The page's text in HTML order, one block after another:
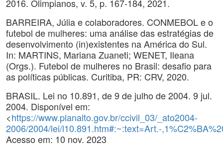
2016. Olimpianos, v. 5, p. 167-184, 2021.
BARREIRA, Júlia e colaboradores. CONMEBOL e o
futebol de mulheres: uma análise das estratégias de
desenvolvimento (in)existentes na América do Sul.
In: MARTINS, Mariana Zuaneti; WENET, Ileana
(Orgs.). Futebol de mulheres no Brasil: desafio para
as políticas públicas. Curitiba, PR: CRV, 2020.
BRASIL. Lei no 10.891, de 9 de julho de 2004. 9 jul.
2004. Disponível em:
<https://www.planalto.gov.br/ccivil_03/_ato2004-
2006/2004/lei/l10.891.htm#:~:text=Art.-
Acesso em: 10 nov. 2023